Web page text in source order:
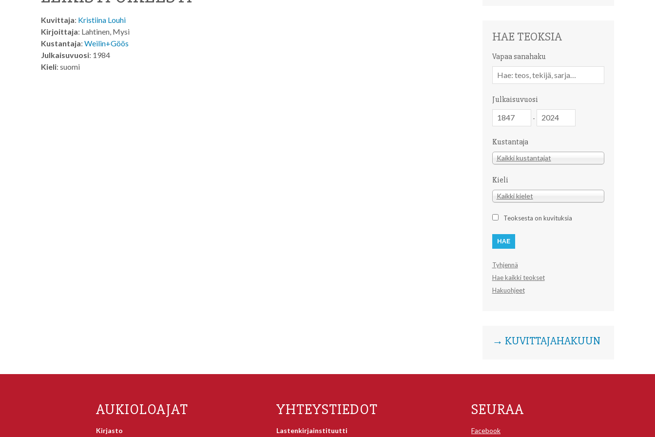
Kuvittaja: Kristiina Louhi
Kirjoittaja: Lahtinen, Mysi
Kustantaja: Weilin+Göös
Julkaisuvuosi: 1984
Kieli: suomi
HAE TEOKSIA
Vapaa sanahaku
sanahaku
Julkaisuvuosi
-
Kustantaja
Kustantaja
Kaikki kustantajat
Kieli
Kieli
Kaikki kielet
Teoksesta on kuvituksia
Tyhjennä
Hae kaikki teokset
Hakuohjeet
→ KUVITTAJAHAKUUN
AUKIOLOAJAT
Kirjasto
YHTEYSTIEDOT
Lastenkirjainstituutti
SEURAA
Facebook